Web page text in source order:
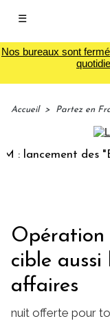
☰
Nos bureaux sont
Accueil > Partez en
des
Opération
cible aussi
affaires
nuit offerte pour